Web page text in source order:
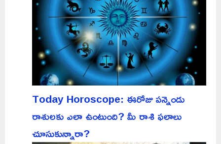
Today Horoscope: ఈరోజు పన్నెండు
రాశులకు ఎలా ఉంటుంది? మీ రాశి ఫలాలు
చూసుకున్నారా?